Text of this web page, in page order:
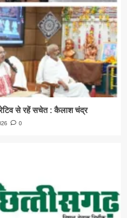
से रहें सचेत : कैलाश चंद्र
0